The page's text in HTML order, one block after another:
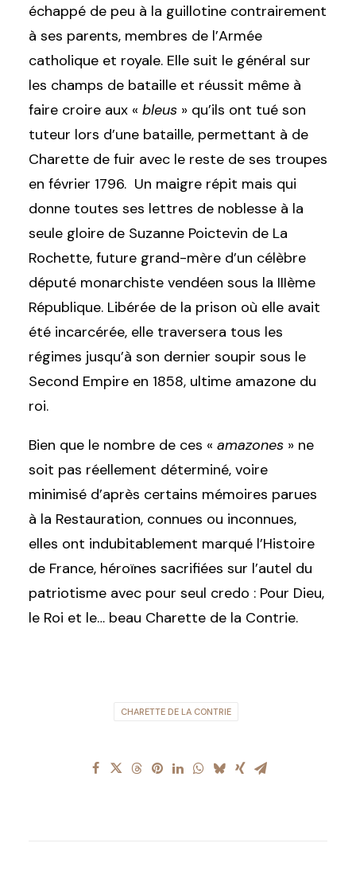
échappé de peu à la guillotine contrairement
à ses parents, membres de l’Armée
catholique et royale. Elle suit le général sur
les champs de bataille et réussit même à
faire croire aux « bleus » qu’ils ont tué son
tuteur lors d’une bataille, permettant à de
Charette de fuir avec le reste de ses troupes
en février 1796. Un maigre répit mais qui
donne toutes ses lettres de noblesse à la
seule gloire de Suzanne Poictevin de La
Rochette, future grand-mère d’un célèbre
député monarchiste vendéen sous la IIIème
République. Libérée de la prison où elle avait
été incarcérée, elle traversera tous les
régimes jusqu’à son dernier soupir sous le
Second Empire en 1858, ultime amazone du
roi.
Bien que le nombre de ces « amazones » ne
soit pas réellement déterminé, voire
minimisé d’après certains mémoires parues
à la Restauration, connues ou inconnues,
elles ont indubitablement marqué l’Histoire
de France, héroïnes sacrifiées sur l’autel du
patriotisme avec pour seul credo : Pour Dieu,
le Roi et le… beau Charette de la Contrie.
CHARETTE DE LA CONTRIE